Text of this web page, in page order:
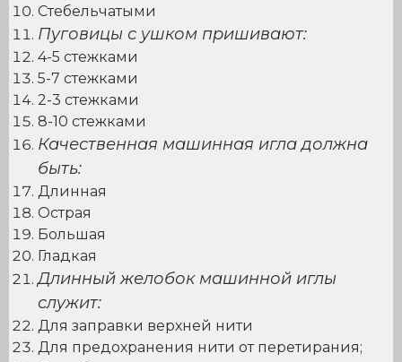
Стебельчатыми
Пуговицы с ушком пришивают:
4-5 стежками
5-7 стежками
2-3 стежками
8-10 стежками
Качественная машинная игла должна
быть:
Длинная
Острая
Большая
Гладкая
Длинный желобок машинной иглы
служит:
Для заправки верхней нити
Для предохранения нити от перетирания;